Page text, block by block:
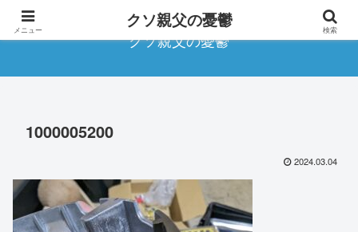
クソ親父の憂鬱
1000005200
2024.03.04
メニュー クソ親父の憂鬱 検索